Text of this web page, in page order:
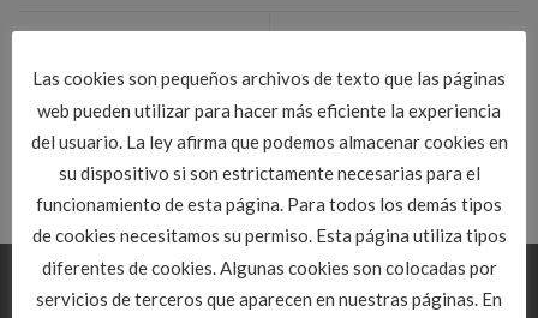
bajo mínimos
VALLADOLID
CONTACTO
Las cookies son pequeños archivos de texto que las páginas
web pueden utilizar para hacer más eficiente la experiencia
del usuario. La ley afirma que podemos almacenar cookies en
su dispositivo si son estrictamente necesarias para el
funcionamiento de esta página. Para todos los demás tipos
de cookies necesitamos su permiso. Esta página utiliza tipos
diferentes de cookies. Algunas cookies son colocadas por
servicios de terceros que aparecen en nuestras páginas. En